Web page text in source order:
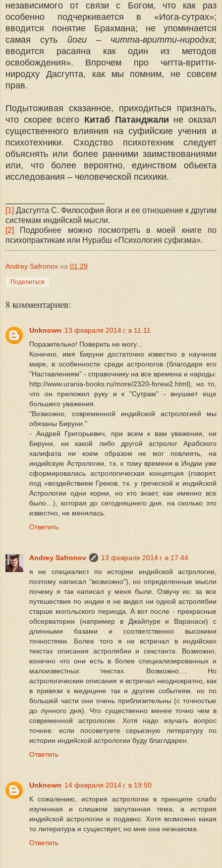
независимого от связи с Богом, что как раз
особенно подчеркивается в «Иога-сутрах»;
вводится понятие Брахмана; не упоминается
самая суть йоги – читта-вритти-ниродха;
вводится расаяна как один из методов
освобождения». Впрочем про читта-вритти-
ниродху Дасгупта, как мы помним, не совсем
прав.
Подытоживая сказанное, приходиться признать,
что скорее всего Китаб Патанджали не оказал
существенного влияния на суфийские учения и
психотехники. Сходство психотехник следует
объяснять или более ранними заимствованиями
или, что более вероятно, единством объекта
исследования – человеческой психики.
[1] Дасгупта С. Философия йоги и ее отношение к другим
системам индийской мысли.
[2]
Подробнее можно посмотреть в моей книге по
психопрактикам или Нурабш «Психология суфизма».
Andrey Safronov на 01:29
Поделиться
8 комментариев:
Unknown 13 февраля 2014 г. в 11:11
Поразительно! Поверить не могу...
Конечно, имя Бируни достаточно известно в научном
мире, в особенности среди астрологов (благодаря его
"Наставлениям" - справочнику на все времена и народы:
http://www.urania-books.ru/more/2320-forew2.html), но то,
что он приложил руку и к "Сутрам" - внушает еще
большего уважения.
"Возможно, современной индийской астрологией мы
обязаны Бируни."
- Андрей Григорьевич, при всем к вам уважении, ни
Бируни, ни какой либо другой астролог Арабского
халифата ни коем образом не мог повлиять, на
индийскую Астрологии, т.к. к тому времени в Индии уже
сформировалась астрологическая концепция (говорят,
под «воздействием Греков, т.к. у греческой и индийской
Астрологии одни корни, но кто знает, как именно все
было…), которая до сегодняшнего дня, на сколько это
известно, не менялась.
Ответить
Andrey Safronov
13 февраля 2014 г. в 17:44
я не специалист по истории индийской астрологии,
поэтому написал "возможно"), но определенные мысли
почему я так написал у меня были. Озвучу их: за все
путешествия по индии я не видел ни одной астролябии
старше могольского периода. А вот после - прекрасные
обсерватории (например в Джайпуре и Варанаси) с
длинными базами и соответственно высокими
точностями. Более того я не встречал в индийских
текстах описания астролябии и секстанта. Возможно,
конечно что они есть в более специализированных и
малоизвестных текстах. Возможно.... Но
астрологические описания я встречал неоднократно, как
в привязи к медицине так и другим событиям. но по
большей части они очень приблизительны (с точностью
до лунного дня). Что существенно менее точно чем в
современной астрологии. Хотя надо изучать вопрос
точнее. если посоветуете серьезную литературу по
истории индийской астрологии буду благлдарен.
Ответить
Unknown 14 февраля 2014 г. в 19:50
К сожалению, история астрологии в принципе слабо
изученная и слишком запутанная тема, а история
индийской астрологии и подавно. Хотя возможно какая
то литература и существует, но мне она незнакома.
Ответить